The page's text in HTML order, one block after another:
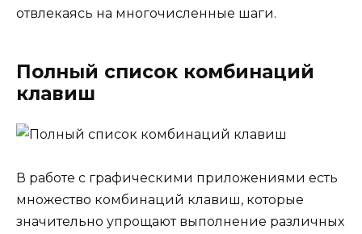
отвлекаясь на многочисленные шаги.
Полный список комбинаций
клавиш
В работе с графическими приложениями есть
множество комбинаций клавиш, которые
значительно упрощают выполнение различных